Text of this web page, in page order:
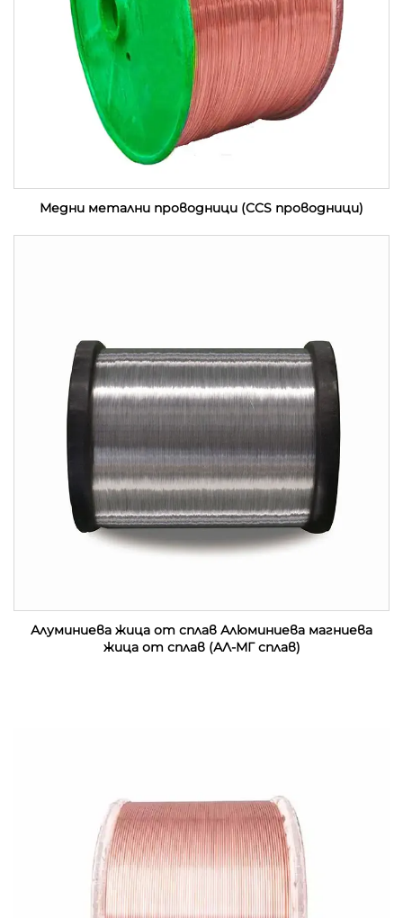
Медни метални проводници (CCS проводници)
Алуминиева жица от сплав Алюминиева магниева
жица от сплав (АЛ-МГ сплав)